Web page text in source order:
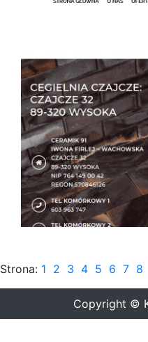
Strona: 1 2 3 4 5 6 7 8
Copyright ©